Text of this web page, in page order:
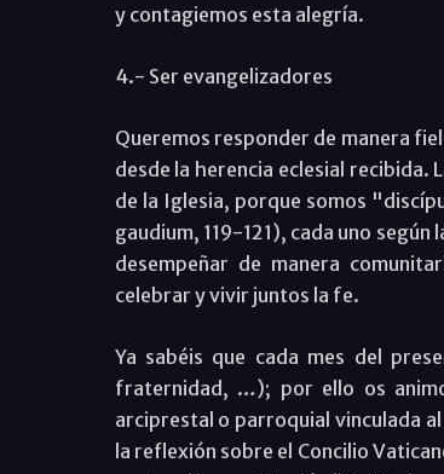
y contagiemos esta alegría.
4.- Ser evangelizadores
Queremos responder de manera
desde la herencia eclesial recibida.
de la Iglesia, porque somos
gaudium, 119-121), cada uno
desempeñar de manera
celebrar y vivir juntos la fe.
Ya sabéis que cada mes del
fraternidad, …); por ello os
arciprestal o parroquial vinculada
la reflexión sobre el Concilio